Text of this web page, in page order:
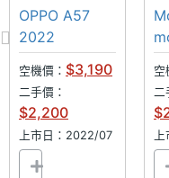
防潑水
大電量
OPPO A57
2022
空機價： $3,190
二手價：
$2,200
上市日：2022/07
空
二